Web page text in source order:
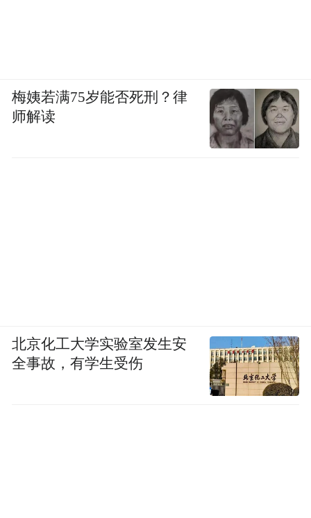
梅姨若满75岁能否死刑？律
师解读
北京化工大学实验室发生安
全事故，有学生受伤